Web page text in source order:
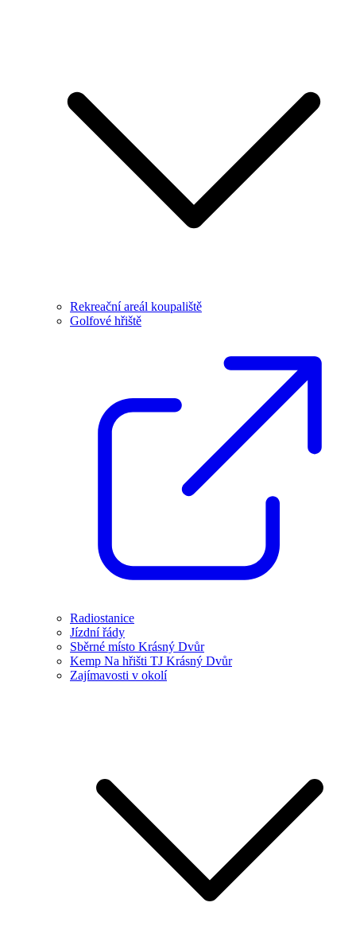
Rekreační areál koupaliště
Golfové hřiště
Radiostanice
Jízdní řády
Sběrné místo Krásný Dvůr
Kemp Na hřišti TJ Krásný Dvůr
Zajímavosti v okolí